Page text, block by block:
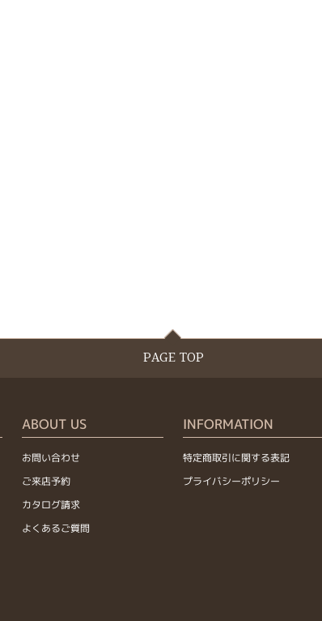
PAGE TOP
ABOUT US
お問い合わせ
ご来店予約
カタログ請求
よくあるご質問
INFORMATION
特定商取引に関する表記
プライバシーポリシー